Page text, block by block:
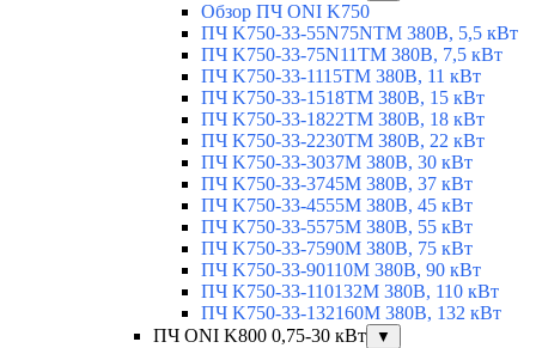
Обзор ПЧ ONI K750
ПЧ K750-33-55N75NTM 380В, 5,5 кВт
ПЧ K750-33-75N11TM 380В, 7,5 кВт
ПЧ K750-33-1115TM 380В, 11 кВт
ПЧ K750-33-1518TM 380В, 15 кВт
ПЧ K750-33-1822TM 380В, 18 кВт
ПЧ K750-33-2230TM 380В, 22 кВт
ПЧ K750-33-3037M 380В, 30 кВт
ПЧ K750-33-3745M 380В, 37 кВт
ПЧ K750-33-4555M 380В, 45 кВт
ПЧ K750-33-5575M 380В, 55 кВт
ПЧ K750-33-7590M 380В, 75 кВт
ПЧ K750-33-90110M 380В, 90 кВт
ПЧ K750-33-110132M 380В, 110 кВт
ПЧ K750-33-132160M 380В, 132 кВт
ПЧ ONI K800 0,75-30 кВт
▼